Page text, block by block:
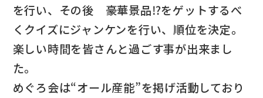
を行い、その後 豪華景品⁉をゲットするべ
くクイズにジャンケンを行い、順位を決定。
楽しい時間を皆さんと過ごす事が出来まし
た。
めぐろ会は“オール産能”を掲げ活動しており